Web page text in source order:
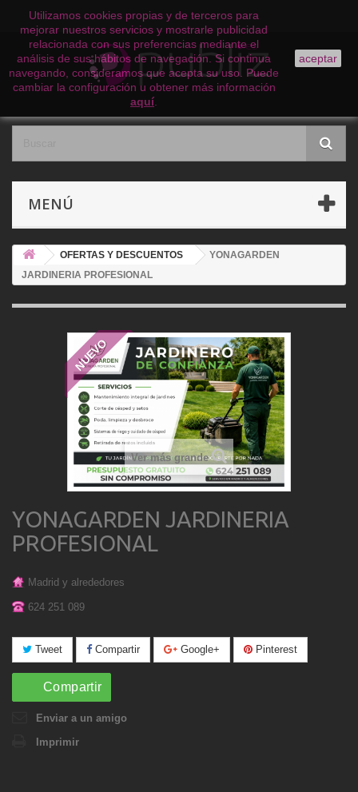
Utilizamos cookies propias y de terceros para
mejorar nuestros servicios y mostrarle publicidad
relacionada con sus preferencias mediante el
análisis de sus hábitos de navegación. Si continua
navegando, consideramos que acepta su uso. Puede
cambiar la configuración u obtener más información
aquí
aceptar
MENÚ
OFERTAS Y DESCUENTOS
YONAGARDEN
JARDINERIA PROFESIONAL
NUEVO
Ver más grande
YONAGARDEN JARDINERIA
PROFESIONAL
Madrid y alrededores
624 251 089
Tweet Compartir Google+ Pinterest
Compartir
Enviar a un amigo
Imprimir